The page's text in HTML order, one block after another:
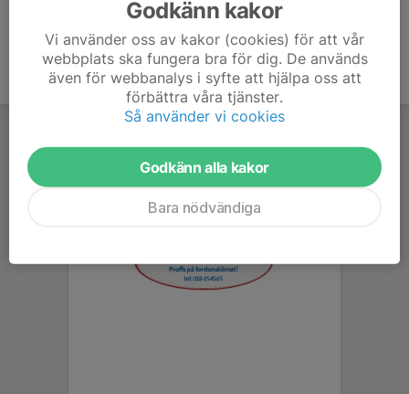
Godkänn kakor
Vi använder oss av kakor (cookies) för att vår
webbplats ska fungera bra för dig. De används
även för webbanalys i syfte att hjälpa oss att
förbättra våra tjänster.
Så använder vi cookies
Godkänn alla kakor
Bara nödvändiga